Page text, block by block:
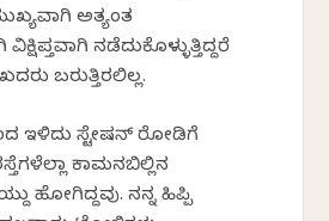
ಅತ್ಯಂತ
ನಡೆದುಕೊಳ್ಳುತ್ತಿದ್ದರೆ
ಬರುತ್ತಿರಲಿಲ್ಲ.
ಇಳಿದು ಸ್ಟೇಷನ್ ರೋಡಿಗೆ
ಕಾಮನಬಿಲ್ಲಿನ
ಹೋಗಿದ್ದವು. ನನ್ನ ಹಿಪ್ಪಿ